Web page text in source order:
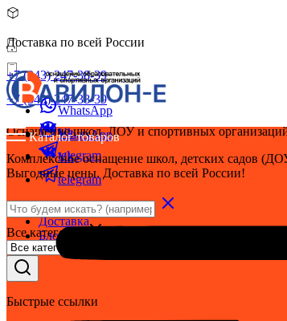
Доставка по всей России
+7 (343) 247-38-39
WhatsApp
Vk
telegram
Оплата
Доставка
Блог
+7 (343) 247-38-39
WhatsApp
Vk
telegram
Оснащение школ, ДОУ и спортивных
Комплексное оснащение школ, детских садов
Выгодные цены. Доставка по всей России!
Все категории
Быстрые ссылки
Каталог товаров